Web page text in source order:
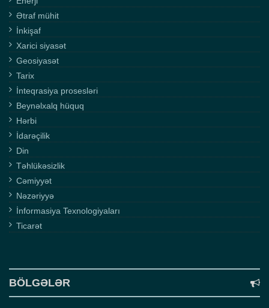
Ətraf mühit
İnkişaf
Xarici siyasət
Geosiyasət
Tarix
İnteqrasiya prosesləri
Beynəlxalq hüquq
Hərbi
İdarəçilik
Din
Təhlükəsizlik
Cəmiyyət
Nəzəriyyə
İnformasiya Texnologiyaları
Ticarət
BÖLGƏLƏR